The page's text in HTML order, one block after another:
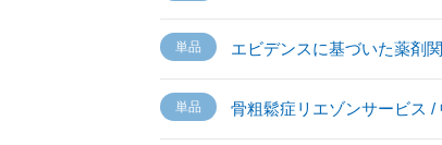
エビデンスに基づいた薬剤
骨粗鬆症リエゾンサービス